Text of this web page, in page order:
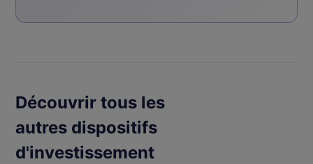
Découvrir tous les
autres dispositifs
d'investissement